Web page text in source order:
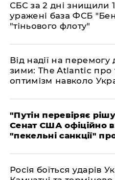
​СБС за 2 дні знищили
уражені база ФСБ
"тіньового флоту"
​Від надії на перемогу
зими: The Atlantic про
оптимізм навколо
​"Путін перевіряє
Сенат США офіційно
"пекельні санкції"
​Росія боїться ударів